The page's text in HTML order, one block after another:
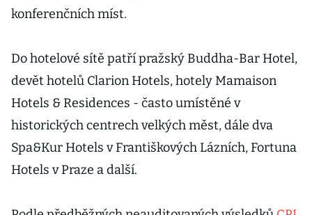
konferenčních míst.
Do hotelové sítě patří pražský Buddha-Bar Hotel,
devět hotelů Clarion Hotels, hotely Mamaison
Hotels & Residences - často umístěné v
historických centrech velkých měst, dále dva
Spa&Kur Hotels v Františkových Lázních, Fortuna
Hotels v Praze a další.